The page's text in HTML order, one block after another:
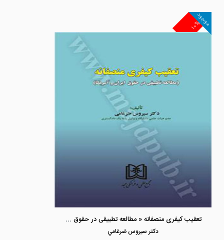
۱۰%
موجود
تعقیب کیفری منصفانه « مطالعه تطبیقی در حقوق ایران و آمریکا »
دكتر سيروس ضرغامي